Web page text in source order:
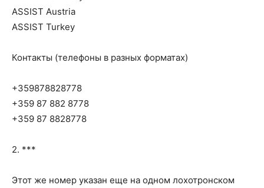
ASSIST Austria
ASSIST Turkey
Контакты (телефоны в разных форматах)
+359878828778
+359 87 882 8778
+359 87 8828778
2. ***
Этот же номер указан еще на одном лохотронском